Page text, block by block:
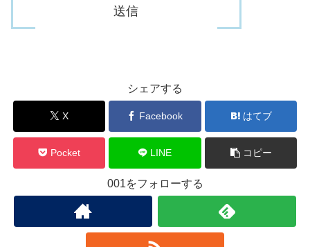
シェアする
X Facebook はてブ
Pocket LINE コピー
001をフォローする